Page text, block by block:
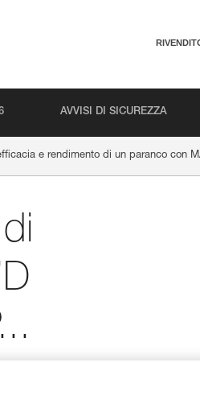
AVVISI DI SICUREZZA
e rendimento di un paranco con
paranco e la realtà.